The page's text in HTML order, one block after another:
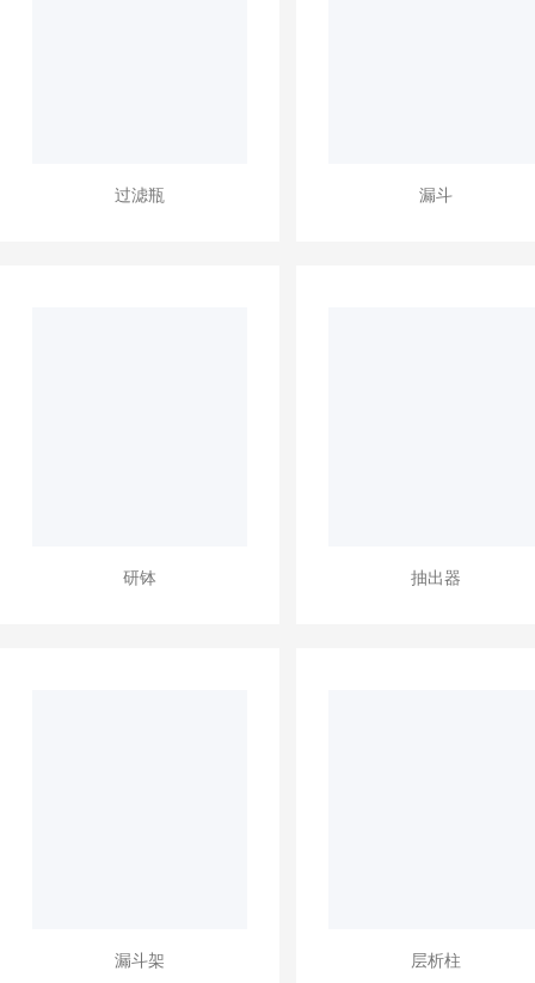
过滤瓶 漏斗
研钵 抽出器
漏斗架 层析柱